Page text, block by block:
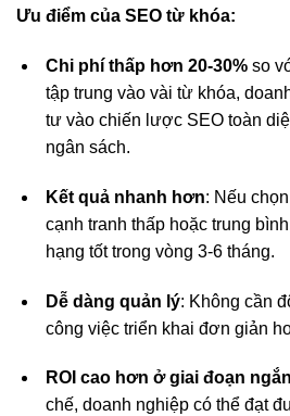
Ưu điểm của SEO từ khóa:
Chi phí thấp hơn 20-30%so
tập trung vào vài từ khóa,
tư vào chiến lược SEO toàn
ngân sách.
Kết quả nhanh hơn: Nếu
cạnh tranh thấp hoặc trung
hạng tốt trong vòng 3-6 tháng.
Dễ dàng quản lý: Không cần
công việc triển khai đơn giản
ROI cao hơn ở giai đoạn ngắn
chế, doanh nghiệp có thể đạt